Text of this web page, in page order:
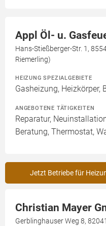
Appl Öl- u.
Hans-Stießberger-Str. 1,
Riemerling)
HEIZUNG SPEZIALGEBIETE
Gasheizung, Heizkörper,
ANGEBOTENE TÄTIGKEITEN
Reparatur,
Beratung, Thermostat,
Jetzt Betriebe für
Christian Mayer
Gerblinghauser Weg 8,